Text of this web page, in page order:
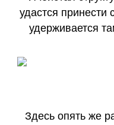
удастся принести
удерживается
Здесь опять же